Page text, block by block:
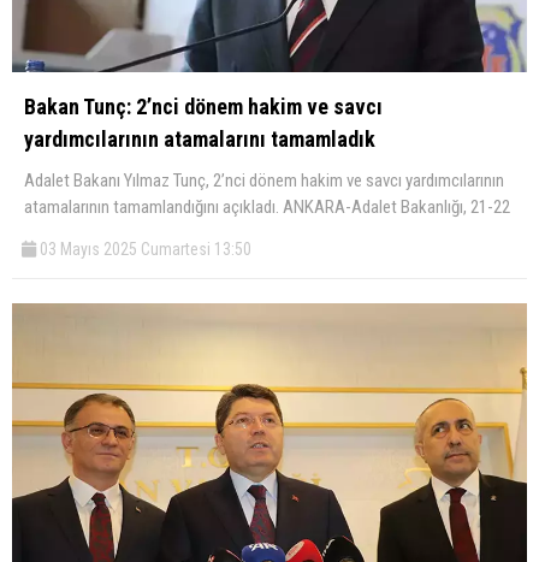
Bakan Tunç: 2’nci dönem hakim ve savcı
yardımcılarının atamalarını tamamladık
Adalet Bakanı Yılmaz Tunç, 2’nci dönem hakim ve savcı yardımcılarının
atamalarının tamamlandığını açıkladı. ANKARA-Adalet Bakanlığı, 21-22
03 Mayıs 2025 Cumartesi 13:50